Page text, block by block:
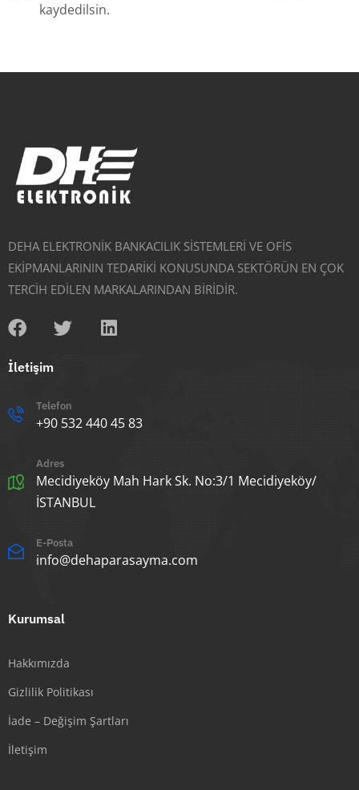
kaydedilsin.
DEHA ELEKTRONİK BANKACILIK SİSTEMLERİ VE OFİS
EKİPMANLARININ TEDARİKİ KONUSUNDA SEKTÖRÜN EN ÇOK
TERCİH EDİLEN MARKALARINDAN BİRİDİR.
İletişim
Telefon
+90 532 440 45 83
Adres
Mecidiyeköy Mah Hark Sk. No:3/1 Mecidiyeköy/
İSTANBUL
E-Posta
info@dehaparasayma.com
Kurumsal
Hakkımızda
Gizlilik Politikası
İade – Değişim Şartları
İletişim